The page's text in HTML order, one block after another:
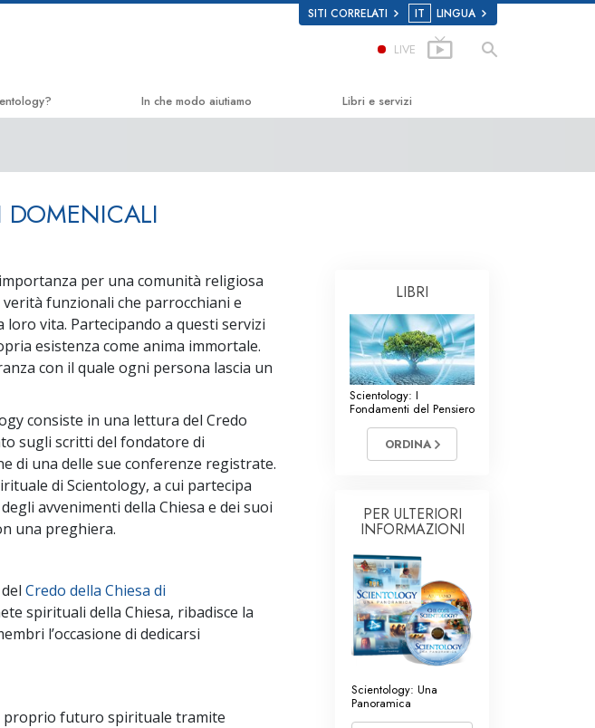
SITI CORRELATI IT LINGUA
LIVE
gli Scientologist
Chiesa
di Scientology
a Dianetics
In che modo aiutiamo
Criminon
La Verità sulla Droga
Uniti per i Diritti Umani
Comitato dei Cittadini per i Diritti
Umani
Ministri Volontari di Scientology
Libri e servizi
Servizi Introduttivi
DOMENICALI
per una comunità religiosa
funzionali che parrocchiani e
vita. Partecipando a questi servizi
esistenza come anima immortale.
con il quale ogni persona lascia un
consiste in una lettura del Credo
sugli scritti del fondatore di
di una delle sue conferenze registrate.
di Scientology, a cui partecipa
avvenimenti della Chiesa e dei suoi
una preghiera.
Credo della Chiesa di
spirituali della Chiesa, ribadisce la
l’occasione di dedicarsi
proprio futuro spirituale tramite
LIBRI
Scientology: I
Fondamenti del Pensiero
ORDINA
PER ULTERIORI
INFORMAZIONI
Scientology: Una
Panoramica